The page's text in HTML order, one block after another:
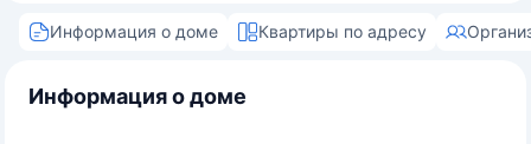
Информация о доме Квартиры по адресу
Информация о доме